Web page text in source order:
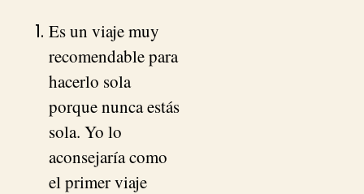
Es un viaje muy
recomendable para
hacerlo sola
porque nunca estás
sola. Yo lo
aconsejaría como
el primer viaje